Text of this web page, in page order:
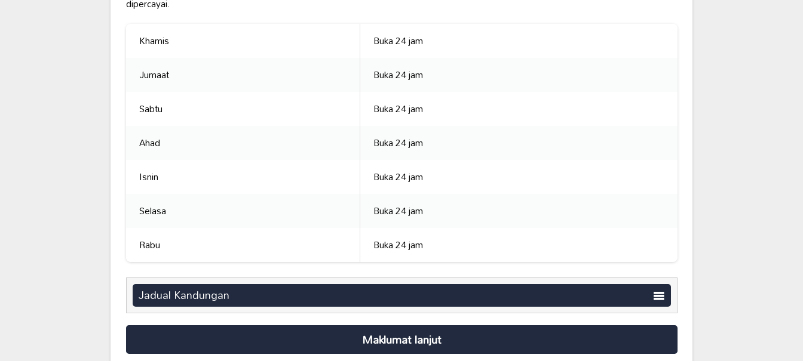
Khamis
Buka 24 jam
Jumaat
Buka 24 jam
Sabtu
Buka 24 jam
Ahad
Buka 24 jam
Isnin
Buka 24 jam
Selasa
Buka 24 jam
Rabu
Buka 24 jam
Jadual Kandungan
Maklumat lanjut